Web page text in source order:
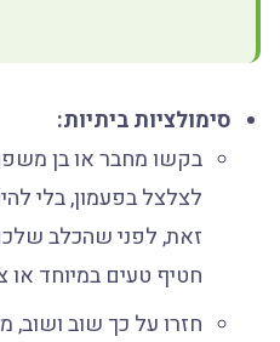
סימולציות ביתיות:
בקשו מחבר או בן
לצלצל בפעמון, בלי
זאת, לפני שהכלב
חטיף טעים במיוחד או
חזרו על כך שוב ושוב,